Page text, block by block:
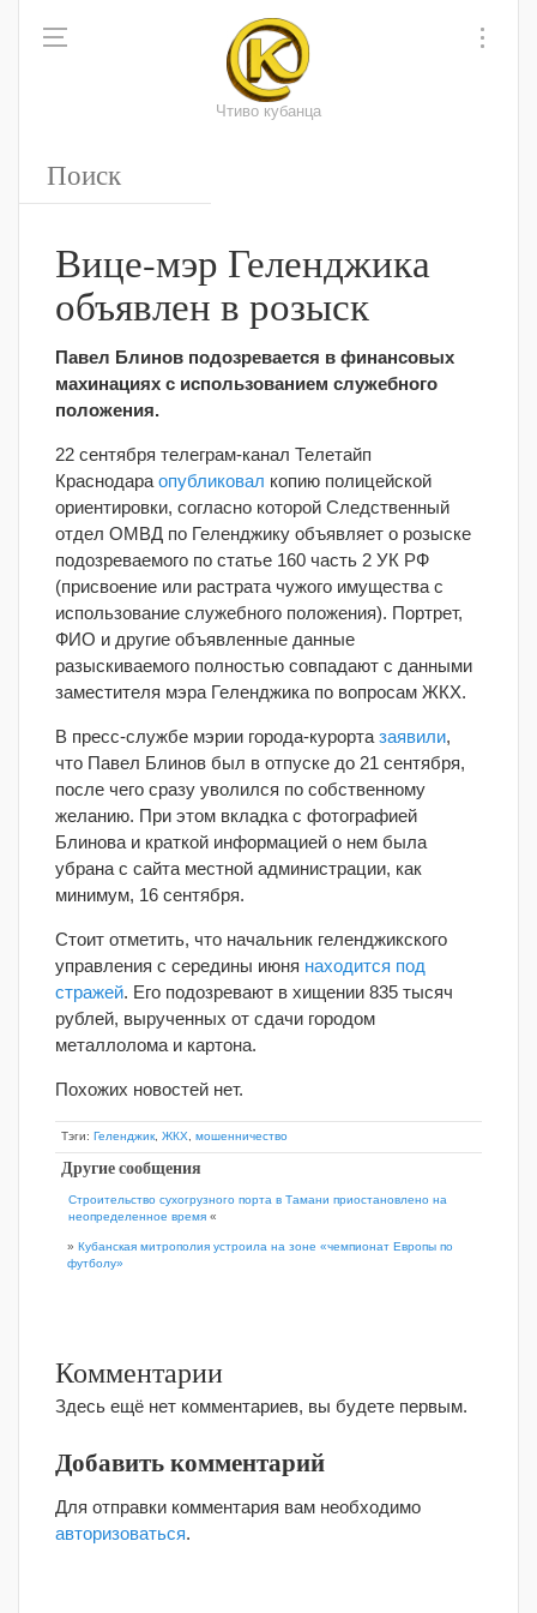
Чтиво кубанца
Вице-мэр Геленджика
объявлен в розыск
Павел Блинов подозревается в финансовых
махинациях с использованием служебного
положения.
22 сентября телеграм-канал Телетайп
Краснодара опубликовал копию полицейской
ориентировки, согласно которой Следственный
отдел ОМВД по Геленджику объявляет о розыске
подозреваемого по статье 160 часть 2 УК РФ
(присвоение или растрата чужого имущества с
использование служебного положения). Портрет,
ФИО и другие объявленные данные
разыскиваемого полностью совпадают с данными
заместителя мэра Геленджика по вопросам ЖКХ.
В пресс-службе мэрии города-курорта заявили,
что Павел Блинов был в отпуске до 21 сентября,
после чего сразу уволился по собственному
желанию. При этом вкладка с фотографией
Блинова и краткой информацией о нем была
убрана с сайта местной администрации, как
минимум, 16 сентября.
Стоит отметить, что начальник геленджикского
управления с середины июня находится под
стражей. Его подозревают в хищении 835 тысяч
рублей, вырученных от сдачи городом
металлолома и картона.
Похожих новостей нет.
Тэги: Геленджик ЖКХ мошенничество
Другие сообщения
Строительство сухогрузного порта в Тамани приостановлено на
неопределенное время «
» Кубанская митрополия устроила на зоне «чемпионат Европы по
футболу»
Комментарии
Здесь ещё нет комментариев, вы будете первым.
Добавить комментарий
Для отправки комментария вам необходимо
авторизоваться.